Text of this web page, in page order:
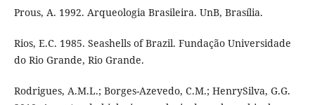
Prous, A. 1992. Arqueologia Brasileira. UnB, Brasília.
Rios, E.C. 1985. Seashells of Brazil. Fundação Universidade
do Rio Grande, Rio Grande.
Rodrigues, A.M.L.; Borges-Azevedo, C.M.; HenrySilva, G.G.